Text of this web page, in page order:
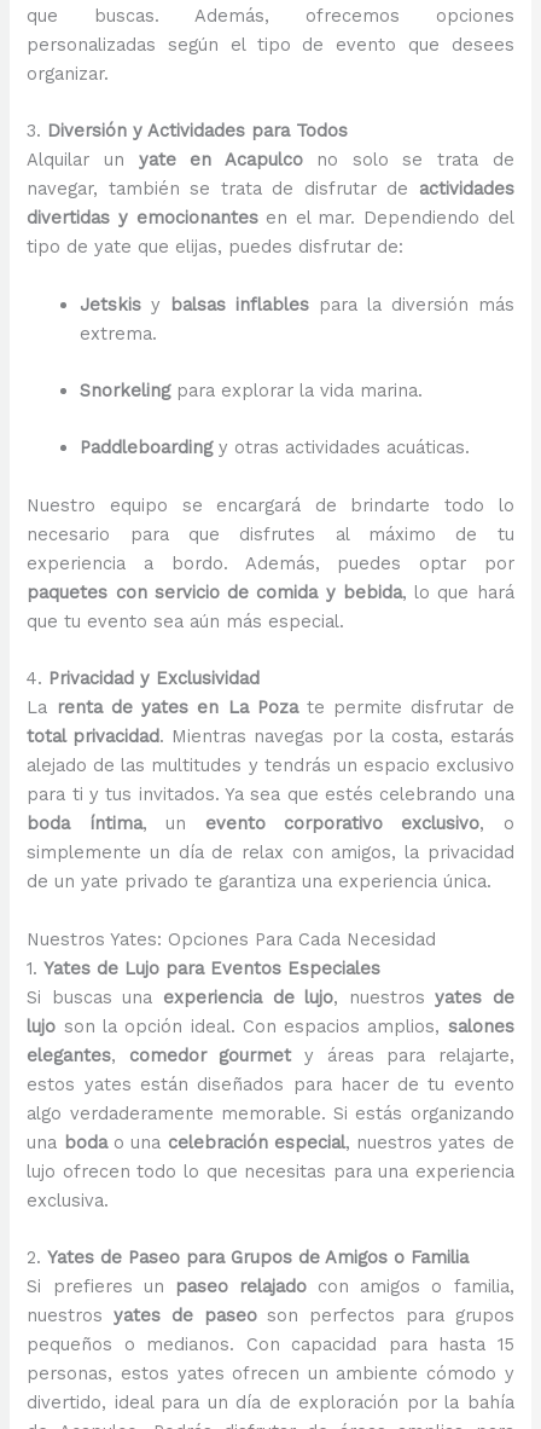
que buscas. Además, ofrecemos opciones
personalizadas según el tipo de evento que desees
organizar.
3. Diversión y Actividades para Todos
Alquilar un yate en Acapulcono solo se trata de
navegar, también se trata de disfrutar de actividades
divertidas y emocionantesen el mar. Dependiendo del
tipo de yate que elijas, puedes disfrutar de:
Jetskis y balsas inflablespara la diversión más
extrema.
Snorkelingpara explorar la vida marina.
Paddleboardingy otras actividades acuáticas.
Nuestro equipo se encargará de brindarte todo lo
necesario para que disfrutes al máximo de tu
experiencia a bordo. Además, puedes optar por
paquetes con servicio de comida y bebida, lo que hará
que tu evento sea aún más especial.
4. Privacidad y Exclusividad
La renta de yates en La Pozate permite disfrutar de
total privacidad. Mientras navegas por la costa, estarás
alejado de las multitudes y tendrás un espacio exclusivo
para ti y tus invitados. Ya sea que estés celebrando una
boda íntima, un evento corporativo exclusivo, o
simplemente un día de relax con amigos, la privacidad
de un yate privado te garantiza una experiencia única.
Nuestros Yates: Opciones Para Cada Necesidad
1.Yates de Lujo para Eventos Especiales
Si buscas una experiencia de lujo, nuestrosyates de
lujo son la opción ideal. Con espacios amplios, salones
elegantes, comedor gourmety áreas para relajarte,
estos yates están diseñados para hacer de tu evento
algo verdaderamente memorable. Si estás organizando
una bodao una celebración especial, nuestros yates de
lujo ofrecen todo lo que necesitas para una experiencia
exclusiva.
2.Yates de Paseo para Grupos de Amigos o Familia
Si prefieres un
paseo relajado con amigos o familia,
nuestrosyates de paseoson perfectos para grupos
pequeños o medianos. Con capacidad para hasta 15
personas, estos yates ofrecen un ambiente cómodo y
divertido, ideal para un día de exploración por la bahía